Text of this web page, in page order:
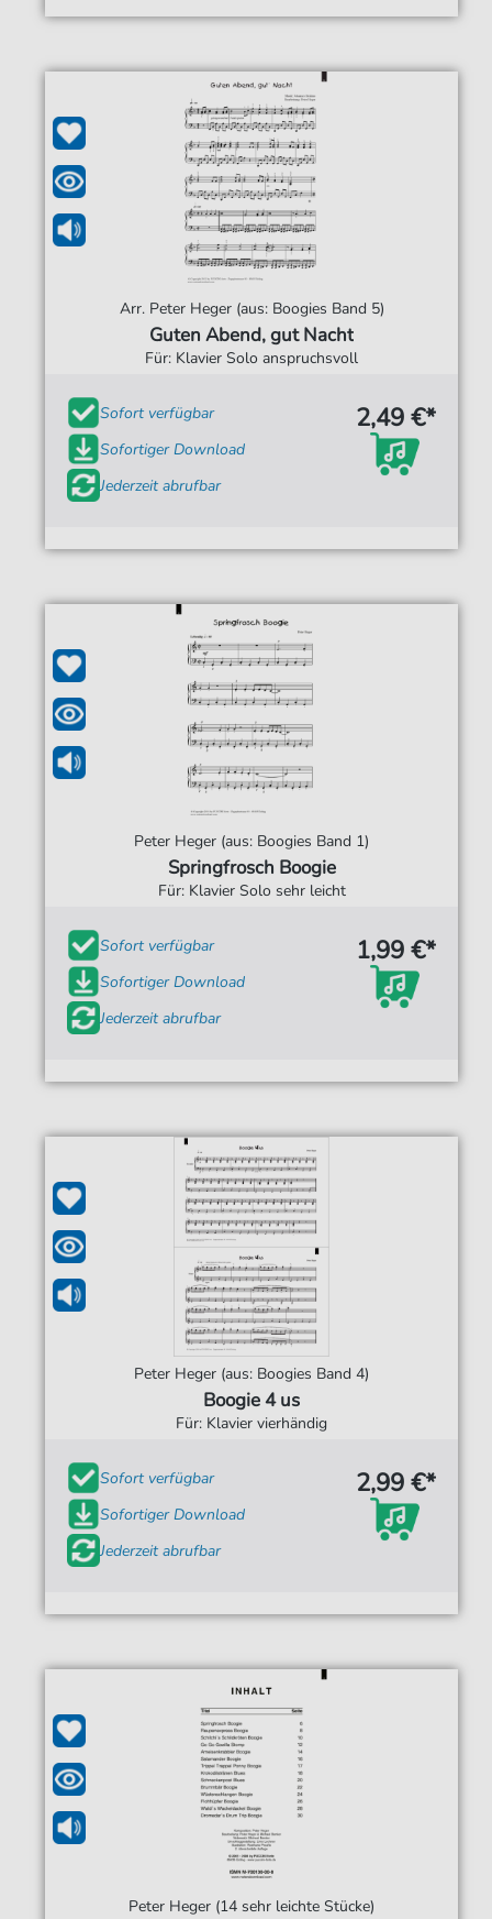
Arr. Peter Heger (aus: Boogies Band 5)
Guten Abend, gut Nacht
Für: Klavier Solo anspruchsvoll
Sofort verfügbar
Sofortiger Download
Jederzeit abrufbar
2,49 €*
Peter Heger (aus: Boogies Band 1)
Springfrosch Boogie
Für: Klavier Solo sehr leicht
Sofort verfügbar
Sofortiger Download
Jederzeit abrufbar
1,99 €*
Peter Heger (aus: Boogies Band 4)
Boogie 4 us
Für: Klavier vierhändig
Sofort verfügbar
Sofortiger Download
Jederzeit abrufbar
2,99 €*
Peter Heger (14 sehr leichte Stücke)